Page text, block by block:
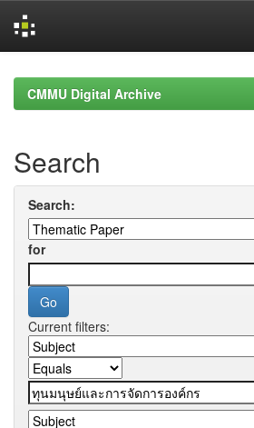
navigationCMMU Digital Archive
Search
Search:
for
Current filters: